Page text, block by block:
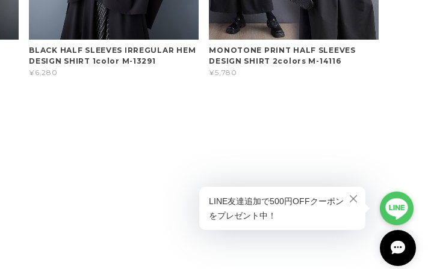
BLACK HALF SLEEVES IRREGULAR HEM
DESIGN SHIRT 1color M-13291
¥6,280
MONOTONE PRINT HALF SLEEVES
DESIGN SHIRT 2colors M-14116
¥5,780